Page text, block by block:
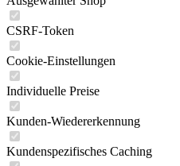
CSRF-Token
Cookie-Einstellungen
Individuelle Preise
Kunden-Wiedererkennung
Kundenspezifisches Caching